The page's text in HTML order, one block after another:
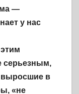
—
у нас
серьезным,
в
«не